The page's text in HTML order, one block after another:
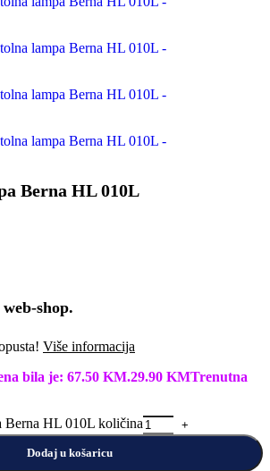
Berna HL 010L
shop.
Više informacija
bila je: 67.50 KM.29.90 KMTrenutna
Berna HL 010L količina
Dodaj u košaricu